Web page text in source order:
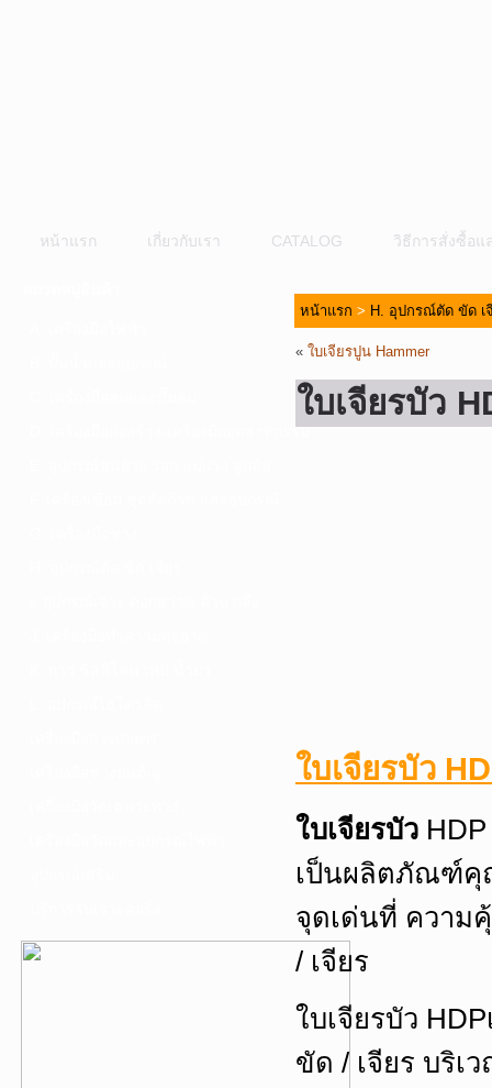
หน้าแรก เกี่ยวกับเรา CATALOG วิธีการสั่งซื้อแ
D. เครื่องมือก่อสร้าง-เครื่องมืออุตสาหกรรม
หน้าแรก > H. อุปกรณ์ตัด ขัด เ
« ใบเจียรปูน Hammer
ใบเจียรบัว
ใบเจียรบัว
ใบเจียรบัว
เป็นผลิตภัณฑ์คุ
จุดเด่นที่ ความ
/ เจียร
ใบเจียรบัว
ขัด / เจียร บริเ